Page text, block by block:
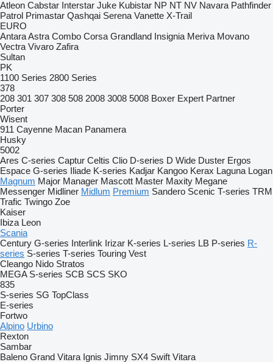
Atleon Cabstar Interstar Juke Kubistar NP NT NV Navara Pathfinder
Patrol Primastar Qashqai Serena Vanette X-Trail
EURO
AntaraAstra Combo Corsa Grandland Insignia Meriva Movano
Vectra Vivaro Zafira
Sultan
PK
1100 Series 2800 Series
378
208 301 307 308 508 2008 3008 5008 Boxer Expert Partner
Porter
Wisent
911 Cayenne Macan Panamera
Husky
5002
Ares C-series Captur Celtis Clio D-series D Wide Duster Ergos
Espace G-series Iliade K-series Kadjar Kangoo Kerax Laguna Logan
Magnum Major Manager Mascott Master Maxity Megane
Messenger Midliner Midlum Premium Sandero Scenic T-series TRM
Trafic Twingo Zoe
Kaiser
Ibiza Leon
Scania
Century G-series Interlink Irizar K-series L-series LB P-series R-
series S-series T-series Touring Vest
Cleango Nido Stratos
MEGA S-series SCB SCS SKO
835
S-series SG TopClass
E-series
Fortwo
Alpino Urbino
Rexton
Sambar
Baleno Grand Vitara Ignis Jimny SX4 Swift Vitara